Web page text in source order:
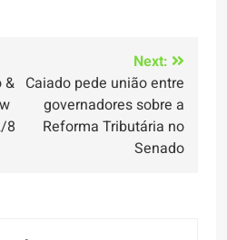
&
8
Next:
Caiado pede união entre
governadores sobre a
Reforma Tributária no
Senado